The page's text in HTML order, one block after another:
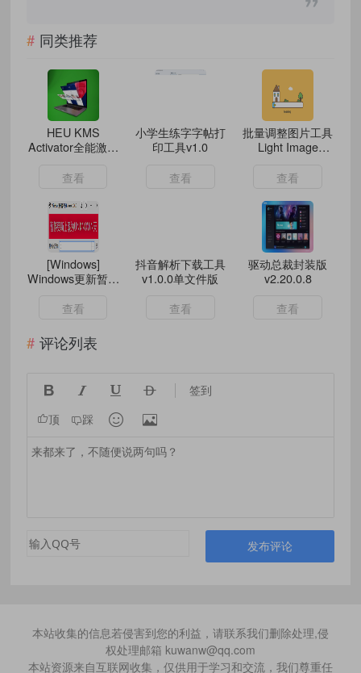
同类推荐
HEU KMS
Activator全能激活
查看
小学生练字字帖打
印工具v1.0
查看
批量调整图片工具
Light Image
v7.4.0.129
查看
[Windows]
Windows更新暂停
查看
抖音解析下载工具
v1.0.0单文件版
查看
驱动总裁封装版
v2.20.0.8
查看
评论列表
    签到
顶 踩  
发布评论
本站收集的信息若侵害到您的利益，请联系我们删除处理,侵
权处理邮箱 kuwanw@qq.com
本站资源来自互联网收集，仅供用于学习和交流，我们尊重任